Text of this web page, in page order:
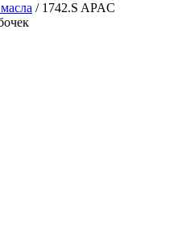
/ 1742.S APAC